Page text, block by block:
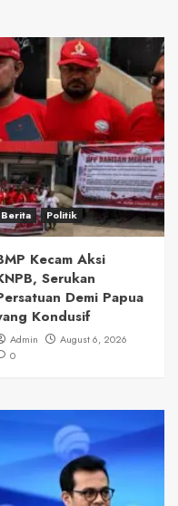
Berita Politik
Kecam Aksi
Serukan
Demi Papua
Kondusif
Admin
August 6, 2026
0